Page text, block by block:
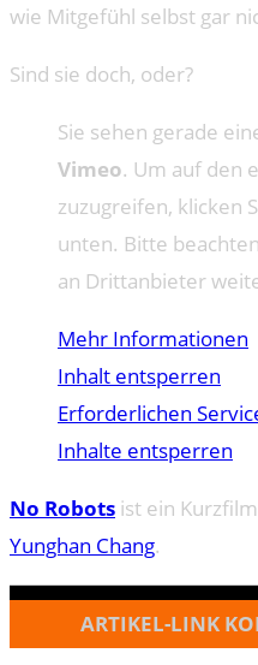
wie Mitgefühl selbst gar
Sind sie doch, oder?
Sie sehen gerade
Vimeo. Um auf den
zuzugreifen, klicken
unten. Bitte
an Drittanbieter
Mehr Informationen
Inhalt entsperren
Erforderlichen
Inhalte entsperren
No Robots ist ein
Yunghan Chang.
ARTIKEL-LINK